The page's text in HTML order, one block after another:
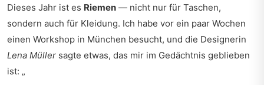
Dieses Jahr ist es Riemen — nicht nur für Taschen,
sondern auch für Kleidung. Ich habe vor ein paar Wochen
einen Workshop in München besucht, und die Designerin
Lena Müller sagte etwas, das mir im Gedächtnis geblieben
ist: „